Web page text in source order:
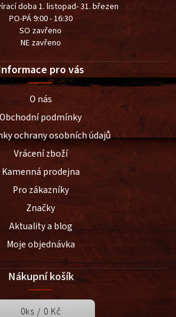
doba 1. listopad- 31. březen
PO-PÁ 9:00 - 16:30
SO zavřeno
NE zavřeno
pro vás
O nás
Obchodní podmínky
ochrany osobních údajů
Vrácení zboží
Kamenná prodejna
Pro zákazníky
Značky
Aktuality a blog
Moje objednávka
Nákupní košík
0ks / 0 Kč